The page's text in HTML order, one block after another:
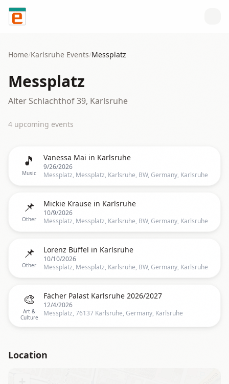
Skip to content
Home/Karlsruhe Events/Messplatz
Messplatz
Alter Schlachthof 39, Karlsruhe
4 upcoming events
🎵
Music
Vanessa Mai in Karlsruhe
9/26/2026
Messplatz, Messplatz, Karlsruhe, BW, Germany, Karlsruhe
📌
Other
Mickie Krause in Karlsruhe
10/9/2026
Messplatz, Messplatz, Karlsruhe, BW, Germany, Karlsruhe
📌
Other
Lorenz Büffel in Karlsruhe
10/10/2026
Messplatz, Messplatz, Karlsruhe, BW, Germany, Karlsruhe
🎨
Art &
Culture
Fächer Palast Karlsruhe 2026/2027
12/4/2026
Messplatz, 76137 Karlsruhe, Germany, Karlsruhe
Location